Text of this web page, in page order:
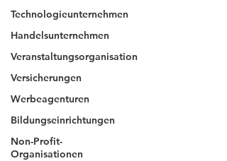
Technologieunternehmen
Handelsunternehmen
Veranstaltungsorganisation
Versicherungen
Werbeagenturen
Bildungseinrichtungen
Non-Profit-
Organisationen
4xpress
Unternehmen
Impressum